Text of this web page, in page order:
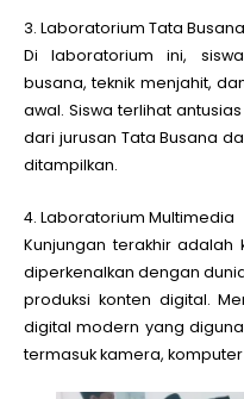
3. Laboratorium Tata Busana
Di laboratorium ini,
busana, teknik menjahit,
awal. Siswa terlihat
dari jurusan Tata Busana
ditampilkan.
4. Laboratorium Multimedia
Kunjungan terakhir
diperkenalkan dengan
produksi konten digital.
digital modern yang
termasuk kamera,